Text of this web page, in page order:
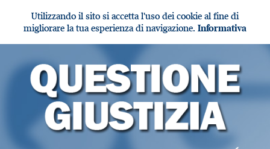
Utilizzando il sito si accetta l'uso dei cookie al fine di
migliorare la tua esperienza di navigazione. Informativa